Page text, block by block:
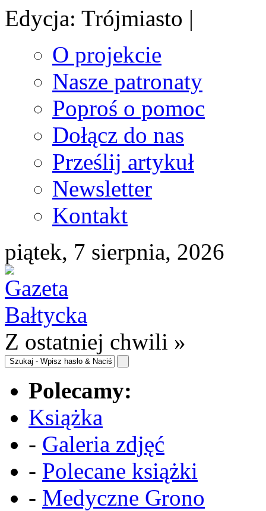
Edycja: Trójmiasto |
O projekcie
Nasze patronaty
Poproś o pomoc
Dołącz do nas
Prześlij artykuł
Newsletter
Kontakt
piątek, 7 sierpnia, 2026
Z ostatniej chwili »
Polecamy:
Książka
- Galeria zdjęć
- Polecane książki
- Medyczne Grono